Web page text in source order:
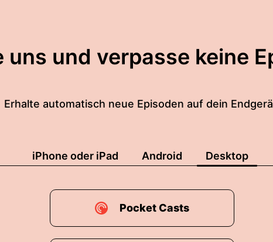
uns und verpasse keine
Erhalte automatisch neue Episoden auf dein
iPhone oder iPad Android Desktop
Pocket Casts